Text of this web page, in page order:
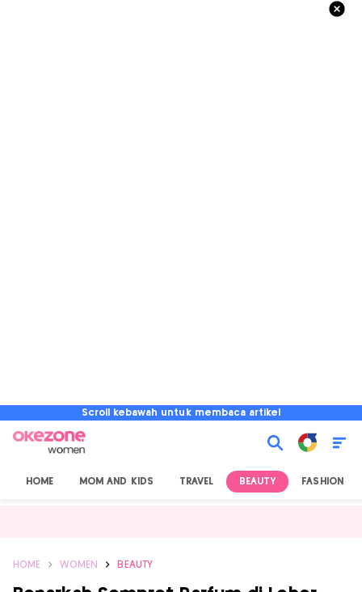
Scroll kebawah untuk membaca artikel
HOME MOM AND KIDS TRAVEL BEAUTY FASHION
HOME WOMEN BEAUTY